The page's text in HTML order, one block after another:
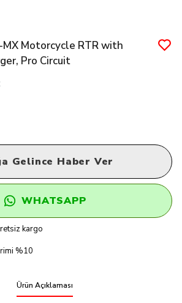
Motorcycle RTR with
Pro Circuit
Gelince Haber Ver
WHATSAPP
kargo
%10
Ürün Açıklaması